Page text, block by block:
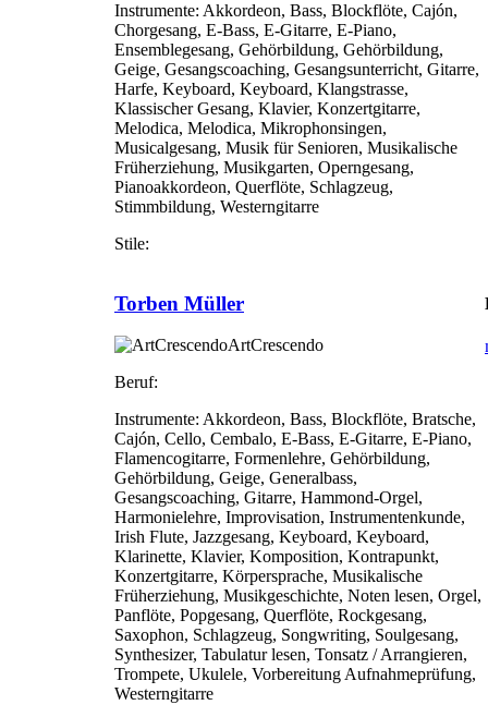
Instrumente: Akkordeon, Bass, Blockflöte, Cajón,
Chorgesang, E-Bass, E-Gitarre, E-Piano,
Ensemblegesang, Gehörbildung, Gehörbildung,
Geige, Gesangscoaching, Gesangsunterricht, Gitarre,
Harfe, Keyboard, Keyboard, Klangstrasse,
Klassischer Gesang, Klavier, Konzertgitarre,
Melodica, Melodica, Mikrophonsingen,
Musicalgesang, Musik für Senioren, Musikalische
Früherziehung, Musikgarten, Operngesang,
Pianoakkordeon, Querflöte, Schlagzeug,
Stimmbildung, Westerngitarre
Stile:
Torben Müller
ArtCrescendo
Beruf:
Instrumente: Akkordeon, Bass, Blockflöte, Bratsche,
Cajón, Cello, Cembalo, E-Bass, E-Gitarre, E-Piano,
Flamencogitarre, Formenlehre, Gehörbildung,
Gehörbildung, Geige, Generalbass,
Gesangscoaching, Gitarre, Hammond-Orgel,
Harmonielehre, Improvisation, Instrumentenkunde,
Irish Flute, Jazzgesang, Keyboard, Keyboard,
Klarinette, Klavier, Komposition, Kontrapunkt,
Konzertgitarre, Körpersprache, Musikalische
Früherziehung, Musikgeschichte, Noten lesen, Orgel,
Panflöte, Popgesang, Querflöte, Rockgesang,
Saxophon, Schlagzeug, Songwriting, Soulgesang,
Synthesizer, Tabulatur lesen, Tonsatz / Arrangieren,
Trompete, Ukulele, Vorbereitung Aufnahmeprüfung,
Westerngitarre